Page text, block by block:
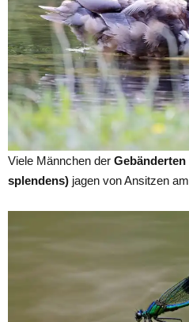
Viele Männchen der
splendens) jagen von Ansitzen